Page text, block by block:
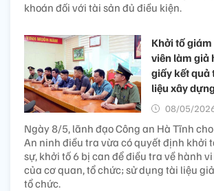
khoán đối với tài sản đủ điều kiện.
Khởi tố
viên làm giả
giấy kết quả
liệu xây dựng
08/05/
Ngày 8/5, lãnh đạo Công an Hà Tĩnh
An ninh điều tra vừa có quyết định khởi
sự, khởi tố 6 bị can để điều tra về hành
của cơ quan, tổ chức; sử dụng tài liệu
tổ chức.